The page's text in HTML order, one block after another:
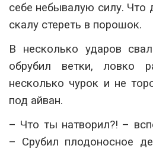
себе небывалую силу. Что
скалу стереть в порошок.
В несколько ударов
обрубил ветки, ловко
несколько чурок и не
под айван.
– Что ты натворил?! –
– Срубил плодоносное